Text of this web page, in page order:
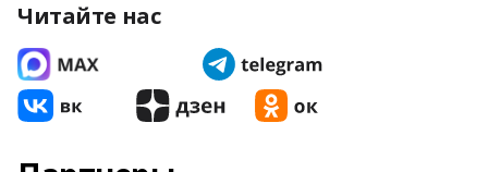
Читайте нас